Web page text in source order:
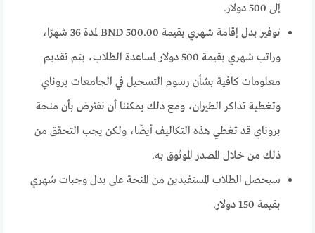
إلى 500 دولار.
توفير بدل إقامة شهري بقيمة BND 500.00 لمدة 36 شهرًا،
وراتب شهري بقيمة 500 دولار لمساعدة الطلاب، يتم تقديم
معلومات كافية بشأن رسوم التسجيل في الجامعات بروناي
وتغطية تذاكر الطيران، ومع ذلك يمكننا أن نفترض بأن منحة
بروناي قد تغطي هذه التكاليف أيضًا، ولكن يجب التحقق من
ذلك من خلال المصدر الموثوق به.
سيحصل الطلاب المستفيدين من المنحة على بدل وجبات شهري
بقيمة 150 دولار.